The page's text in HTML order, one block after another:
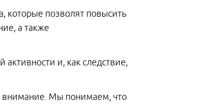
которые позволят повысить
а также
и, как следствие,
внимание. Мы понимаем, что